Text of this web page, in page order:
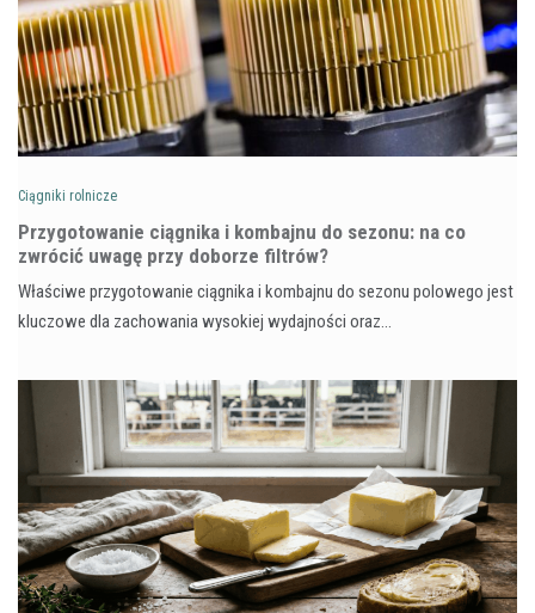
Ciągniki rolnicze
Przygotowanie ciągnika i kombajnu do sezonu: na co
zwrócić uwagę przy doborze filtrów?
Właściwe przygotowanie ciągnika i kombajnu do sezonu polowego jest
kluczowe dla zachowania wysokiej wydajności oraz…